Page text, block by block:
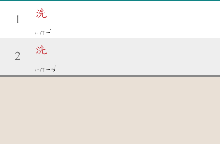
1
洗
ㄒㄧ
ˇ
2
洗
ㄒㄧㄢ
ˇ